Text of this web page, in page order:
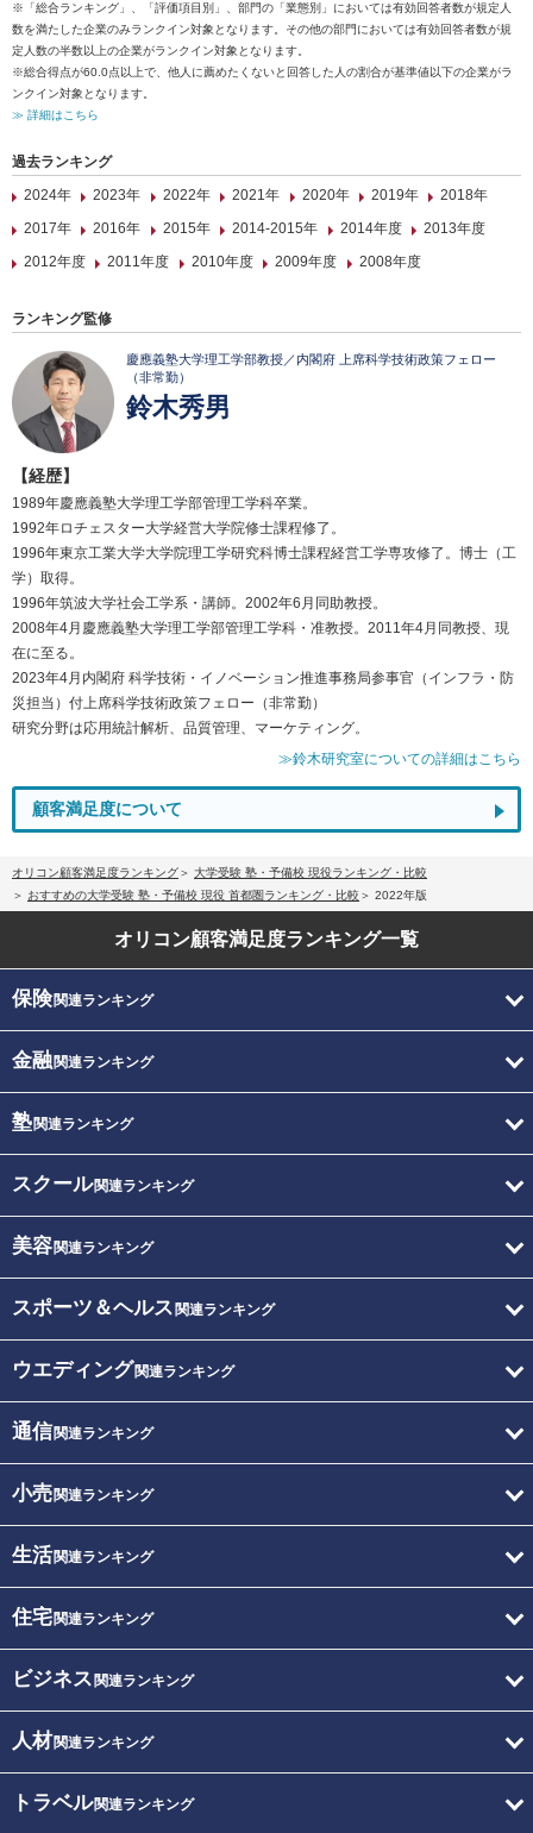
※「総合ランキング」、「評価項目別」、部門の「業態別」においては有効回答者数が規定人
数を満たした企業のみランクイン対象となります。その他の部門においては有効回答者数が規
定人数の半数以上の企業がランクイン対象となります。
※総合得点が60.0点以上で、他人に薦めたくないと回答した人の割合が基準値以下の企業がラ
ンクイン対象となります。
≫ 詳細はこちら
過去ランキング
2024年
2023年 2022年 2021年 2020年 2019年
2018年
2017年
2016年 2015年 2014-2015年 2014年度
2013年度
2012年度
2011年度 2010年度 2009年度 2008年度
ランキング監修
慶應義塾大学理工学部教授／内閣府 上席科学技術政策フェロー
（非常勤）
鈴木秀男
【経歴】
1989年慶應義塾大学理工学部管理工学科卒業。
1992年ロチェスター大学経営大学院修士課程修了。
1996年東京工業大学大学院理工学研究科博士課程経営工学専攻修了。博士（工
学）取得。
1996年筑波大学社会工学系・講師。2002年6月同助教授。
2008年4月慶應義塾大学理工学部管理工学科・准教授。2011年4月同教授、現
在に至る。
2023年4月内閣府 科学技術・イノベーション推進事務局参事官（インフラ・防
災担当）付上席科学技術政策フェロー（非常勤）
研究分野は応用統計解析、品質管理、マーケティング。
≫鈴木研究室についての詳細はこちら
顧客満足度について
オリコン顧客満足度ランキング
大学受験 塾・予備校 現役ランキング・比較
おすすめの大学受験 塾・予備校 現役 首都圏ランキング・比較
2022年版
オリコン顧客満足度ランキング一覧
保険関連ランキング
金融関連ランキング
塾関連ランキング
スクール関連ランキング
美容関連ランキング
スポーツ＆ヘルス 関連ランキング
ウエディング関連ランキング
通信関連ランキング
小売関連ランキング
生活関連ランキング
住宅関連ランキング
ビジネス 関連ランキング
人材関連ランキング
トラベル関連ランキング